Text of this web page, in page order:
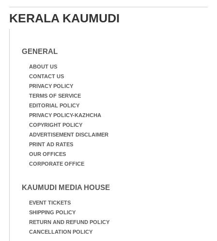
KERALA KAUMUDI
GENERAL
ABOUT US
CONTACT US
PRIVACY POLICY
TERMS OF SERVICE
EDITORIAL POLICY
PRIVACY POLICY-KAZHCHA
COPYRIGHT POLICY
ADVERTISEMENT DISCLAIMER
PRINT AD RATES
OUR OFFICES
CORPORATE OFFICE
KAUMUDI MEDIA HOUSE
EVENT TICKETS
SHIPPING POLICY
RETURN AND REFUND POLICY
CANCELLATION POLICY